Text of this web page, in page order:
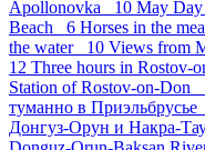
Apollonovka 10 May
Beach 6 Horses in the
the water 10 Views from
12 Three hours in Rostov-
Station of Rostov-on-Don
туманно в
Донгуз-Орун и Накра-